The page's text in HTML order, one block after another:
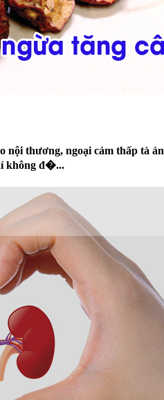
nội thương, ngoại cảm thấp tà
không đ�...